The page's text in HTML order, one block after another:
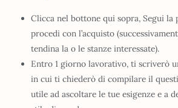
Clicca nel bottone qui sopra, Segui la
procedi con l’acquisto
tendina la o le stanze interessate).
Entro 1 giorno lavorativo, ti scriverò
in cui ti chiederò di compilare il
utile ad ascoltare le tue esigenze e a